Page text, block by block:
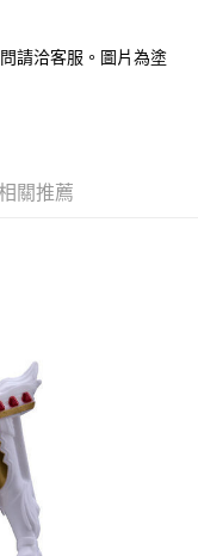
使用無須另外申請。
動跳轉到大哥付的交易
止日，確認付款後即完
稱本公司）所提供，讓
商店將買賣／分期付款
交帳款。
的，商店將以您的個人
項蒐集、處理及利用，
對及更正。
userRule
請洽客服。圖片為塗
關推薦